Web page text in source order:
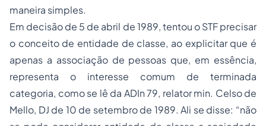
maneira simples.
Em decisão de 5 de abril de 1989, tentou o STF precisar
o conceito de entidade de classe, ao explicitar que é
apenas a associação de pessoas que, em essência,
representa o interesse comum de terminada
categoria, como se lê da ADIn 79, relator min. Celso de
Mello, DJ de 10 de setembro de 1989. Ali se disse: “não